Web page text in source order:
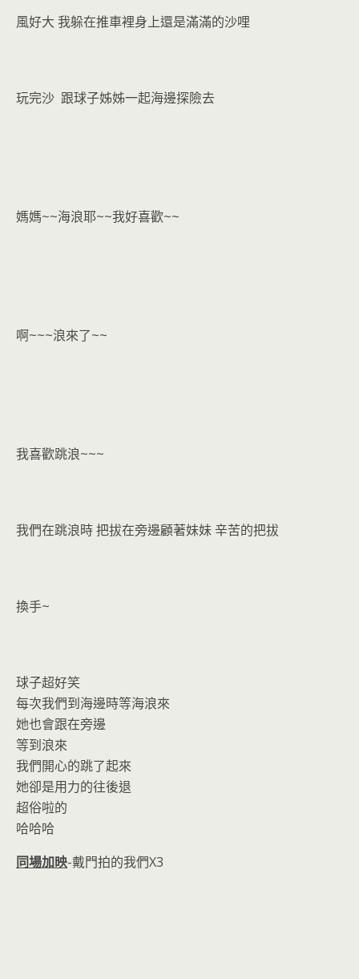
風好大 我躲在推車裡身上還是滿滿的沙哩
玩完沙 跟球子姊姊一起海邊探險去
媽媽~~海浪耶~~我好喜歡~~
啊~~~浪來了~~
我喜歡跳浪~~~
我們在跳浪時 把拔在旁邊顧著妹妹 辛苦的把拔
換手~
球子超好笑
每次我們到海邊時等海浪來
她也會跟在旁邊
等到浪來
我們開心的跳了起來
她卻是用力的往後退
超俗啦的
哈哈哈
同場加映-戴門拍的我們X3